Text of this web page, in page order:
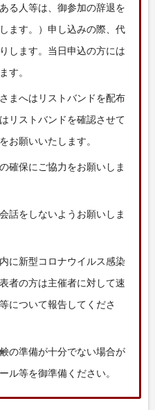
る人等は、御参加の辞退を
ます。）申し込みの際、代
します。当日申込の方には
す。
まへはリストバンドを配布
リストバンドを確認させて
お願いいたします。
確保にご協力をお願いしま
話をしないようお願いしま
に新型コロナウイルス感染
者の方は主催者に対して速
について報告してくださ
の準備が十分でない場合が
ル等を御準備ください。